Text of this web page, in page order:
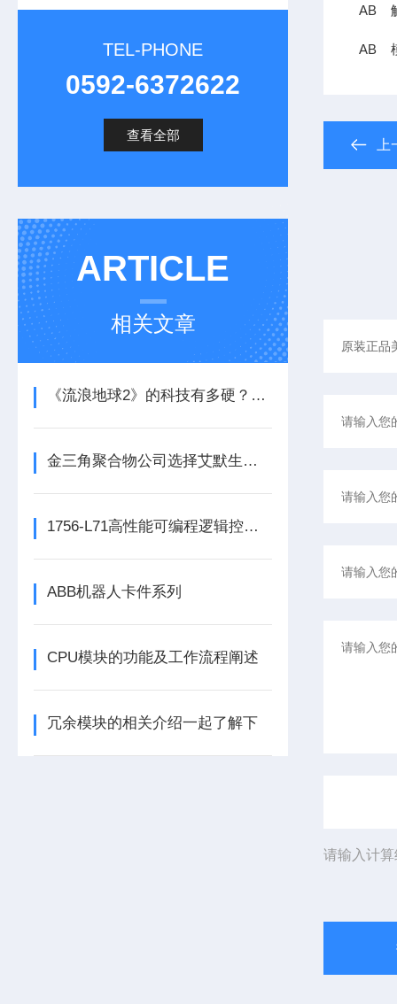
TEL-PHONE
0592-6372622
查看全部
ARTICLE
相关文章
《流浪地球2》的科技有多硬？工业移动机器人首登大银幕
金三角聚合物公司选择艾默生为其新建工厂提供设备数字自动化技术以及软件
1756-L71高性能可编程逻辑控制器的常见维护保养方法分享
ABB机器人卡件系列
CPU模块的功能及工作流程阐述
冗余模块的相关介绍一起了解下
AB
AB
请输入计